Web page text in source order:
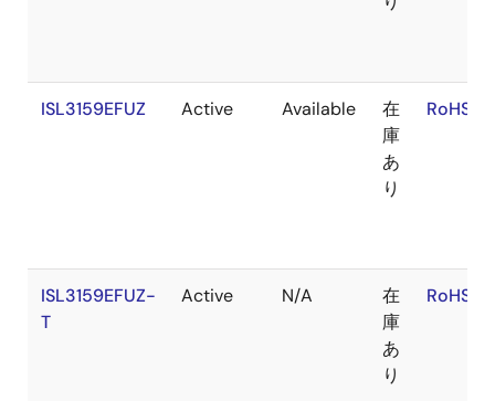
ISL3159EFUZ Active Available
在
庫
あ
り
RoHS:EN
ISL3159EFUZ-
T
Active N/A
在
庫
あ
り
RoHS:EN